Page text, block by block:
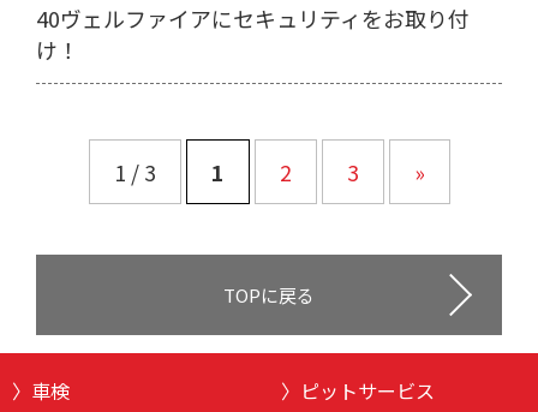
40ヴェルファイアにセキュリティをお取り付
け！
1 / 3 1 2 3 »
TOPに戻る
車検 ピットサービス